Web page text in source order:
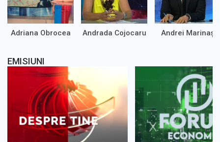
Adriana Obrocea Andrada Cojocaru Andrei Marinaș
EMISIUNI